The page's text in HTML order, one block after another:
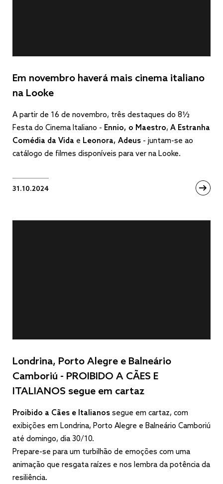
Em novembro haverá mais cinema italiano
na Looke
A partir de 16 de novembro, três destaques do 8½
Festa do Cinema Italiano - Ennio, o Maestro, A Estranha
Comédia da Vida e Leonora, Adeus - juntam-se ao
catálogo de filmes disponíveis para ver na Looke.
31.10.2024
Londrina, Porto Alegre e Balneário
Camboriú - PROIBIDO A CÃES E
ITALIANOS segue em cartaz
Proibido a Cães e Italianos segue em cartaz, com
exibições em Londrina, Porto Alegre e Balneário Camboriú
até domingo, dia 30/10.
Prepare-se para um turbilhão de emoções com uma
animação que resgata raízes e nos lembra da potência da
resiliência.